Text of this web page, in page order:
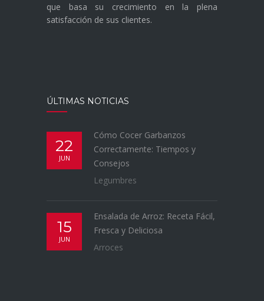
que basa su crecimiento en la plena
satisfacción de sus clientes.
ÚLTIMAS NOTICIAS
22
JUN
Cómo Cocer Garbanzos
Correctamente: Tiempos y
Consejos
Legumbres
15
JUN
Ensalada de Arroz: Receta Fácil,
Fresca y Deliciosa
Arroces